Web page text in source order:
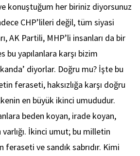
konuştuğum her biriniz diyorsunuz
CHP’lileri değil, tüm siyasi
AK Partili, MHP’li insanları da bir
bu yapılanlara karşı bizim
diyorlar. Doğru mu? İşte bu
feraseti, haksızlığa karşı doğru
en büyük ikinci umududur.
beden koyan, irade koyan,
İkinci umut; bu milletin
feraseti ve sandık sabrıdır. Kimi